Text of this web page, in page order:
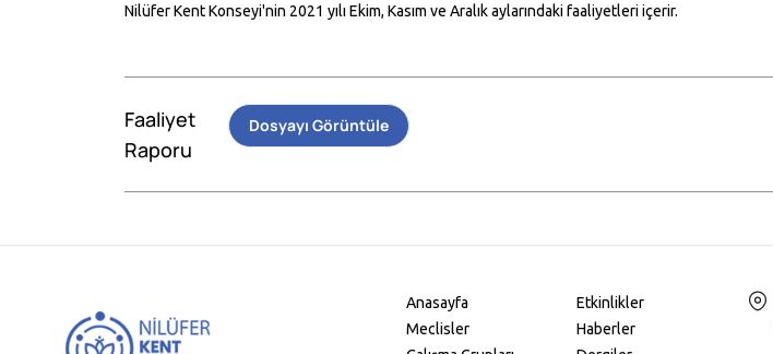
Nilüfer Kent Konseyi'nin 2021 yılı Ekim, Kasım ve Aralık aylarındaki faaliyetleri içerir.
Faaliyet
Raporu
Dosyayı Görüntüle
Anasayfa
Meclisler
Etkinlikler
Haberler